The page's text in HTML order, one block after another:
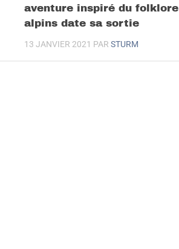
aventure inspiré du folklore
alpins date sa sortie
13 JANVIER 2021 PARSTURM